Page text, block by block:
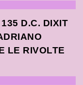
D.C. DIXIT
LE RIVOLTE